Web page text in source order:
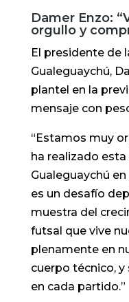
Damer Enzo:
orgullo y
El presidente de
Gualeguaychú,
plantel en la
mensaje con
“Estamos muy
ha realizado
Gualeguaychú
es un desafío
muestra del
futsal que vive
plenamente en
cuerpo técnico,
en cada partido.”